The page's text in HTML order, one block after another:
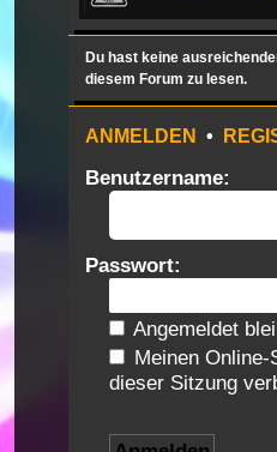
Du hast keine
diesem Forum zu lesen.
ANMELDEN •
Benutzername:
Passwort:
Angemeldet
Meinen Online-
dieser Sitzung